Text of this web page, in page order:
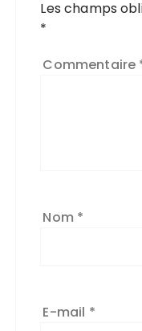
Les champs
*
Commentaire
Nom *
E-mail *